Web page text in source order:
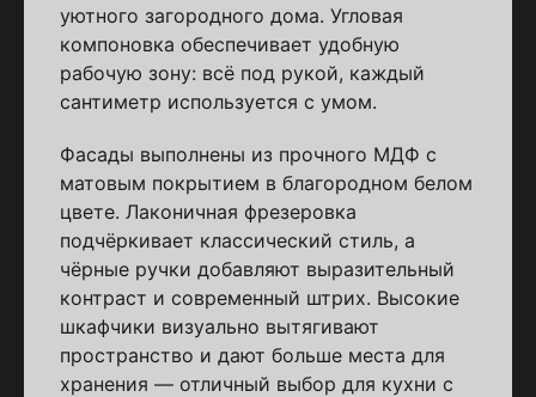
уютного загородного дома. Угловая
компоновка обеспечивает удобную
рабочую зону: всё под рукой, каждый
сантиметр используется с умом.
Фасады выполнены из прочного МДФ с
матовым покрытием в благородном белом
цвете. Лаконичная фрезеровка
подчёркивает классический стиль, а
чёрные ручки добавляют выразительный
контраст и современный штрих. Высокие
шкафчики визуально вытягивают
пространство и дают больше места для
хранения — отличный выбор для кухни с